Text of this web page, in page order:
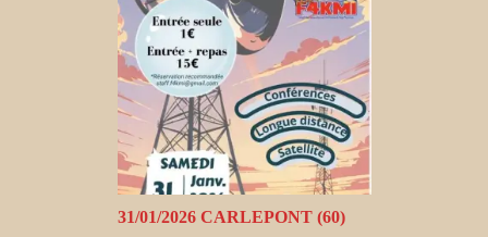
31/01/2026 CARLEPONT (60)